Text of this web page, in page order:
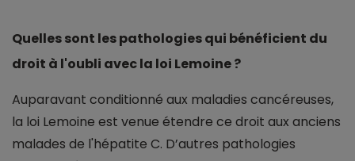
Quelles sont les pathologies qui bénéficient du
droit à l'oubli avec la loi Lemoine ?
Auparavant conditionné aux maladies cancéreuses,
la loi Lemoine est venue étendre ce droit aux anciens
malades de l'hépatite C. D’autres pathologies